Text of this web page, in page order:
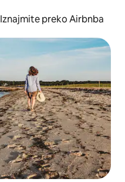
Iznajmite preko Airbnba